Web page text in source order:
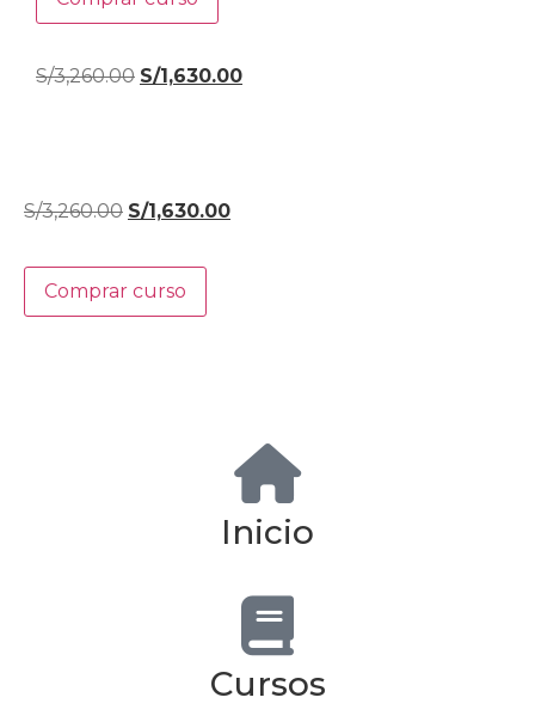
S/3,260.00 S/1,630.00
S/3,260.00 S/1,630.00
Comprar curso
Inicio
Cursos